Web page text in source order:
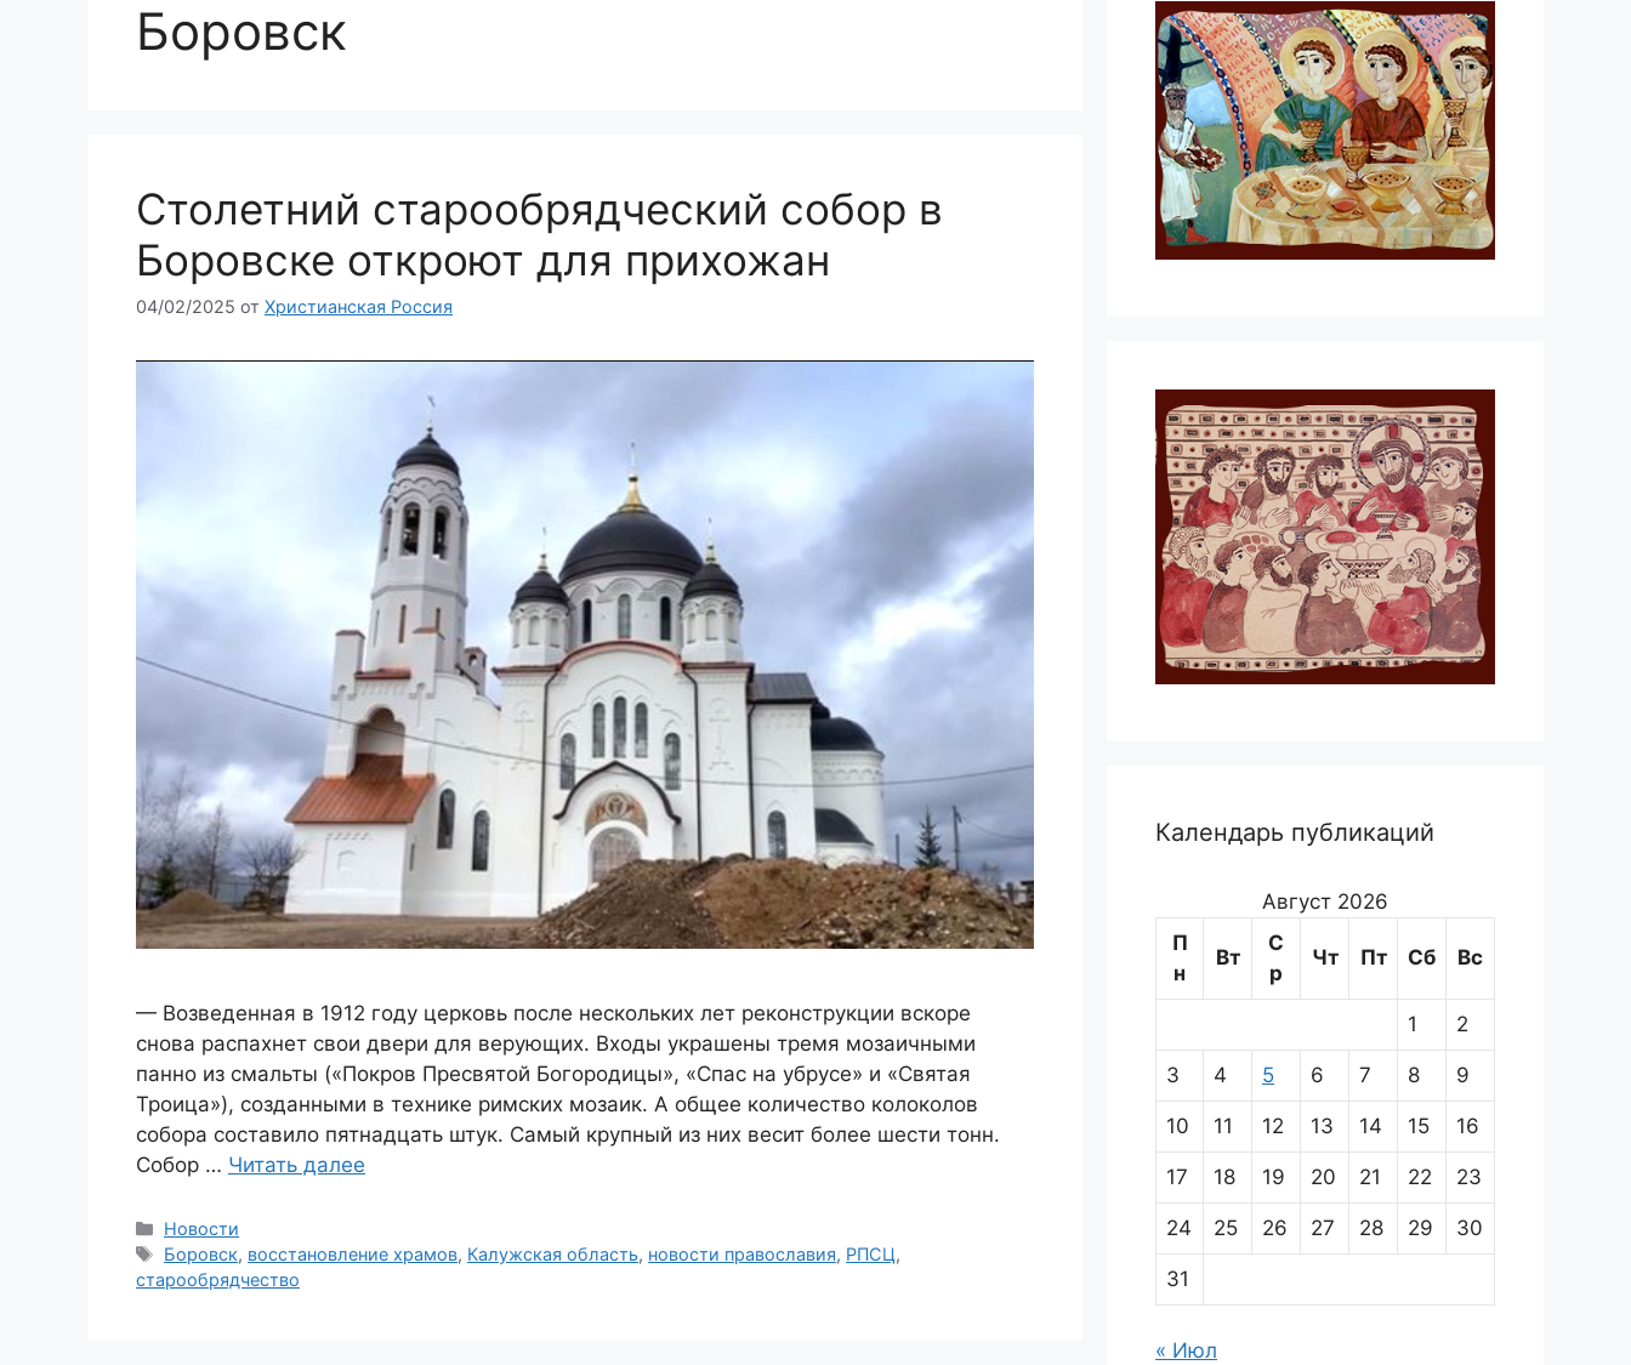
Боровск
Столетний старообрядческий собор в
Боровске откроют для прихожан
04/02/2025 от Христианская Россия
— Возведенная в 1912 году церковь после нескольких лет реконструкции вскоре
снова распахнет свои двери для верующих. Входы украшены тремя мозаичными
панно из смальты («Покров Пресвятой Богородицы», «Спас на убрусе» и «Святая
Троица»), созданными в технике римских мозаик. А общее количество колоколов
собора составило пятнадцать штук. Самый крупный из них весит более шести тонн.
Собор … Читать далее
Рубрики
Новости
Метки
Боровск, восстановление храмов, Калужская область, новости православия, РПСЦ,
старообрядчество
Календарь публикаций
Август 2026
П
н
Вт
С
р
Чт Пт Сб Вс
1 2
3 4 5 6 7 8 9
10 11 12 13 14 15 16
17 18 19 20 21 22 23
24 25 26 27 28 29 30
31
« Июл